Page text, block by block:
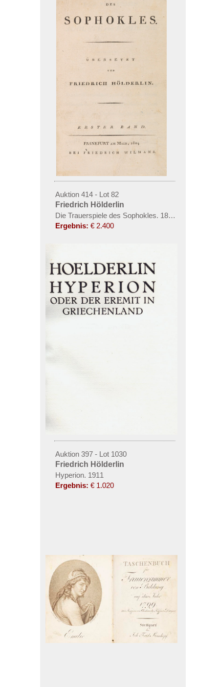
Auktion 414 - Lot 82
Friedrich Hölderlin
Die Trauerspiele des Sophokles. 1804..
Ergebnis: € 2.400
Auktion 397 - Lot 1030
Friedrich Hölderlin
Hyperion. 1911
Ergebnis: € 1.020